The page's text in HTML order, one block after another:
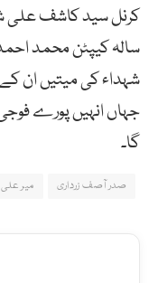
سالہ کیپٹن محمد
شہداء کی میتیں ان
جہاں انہیں پورے
گا۔
صدر آصف زرداری میر علی